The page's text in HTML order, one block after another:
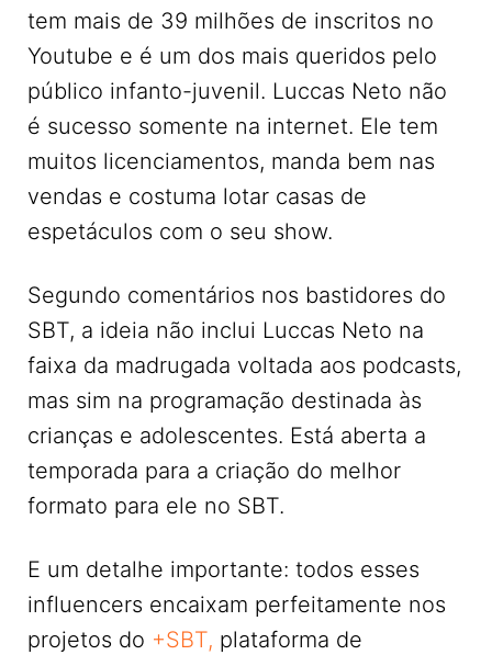
tem mais de 39 milhões de inscritos no
Youtube e é um dos mais queridos pelo
público infanto-juvenil. Luccas Neto não
é sucesso somente na internet. Ele tem
muitos licenciamentos, manda bem nas
vendas e costuma lotar casas de
espetáculos com o seu show.
Segundo comentários nos bastidores do
SBT, a ideia não inclui Luccas Neto na
faixa da madrugada voltada aos podcasts,
mas sim na programação destinada às
crianças e adolescentes. Está aberta a
temporada para a criação do melhor
formato para ele no SBT.
E um detalhe importante: todos esses
influencers encaixam perfeitamente nos
projetos do +SBT, plataforma de